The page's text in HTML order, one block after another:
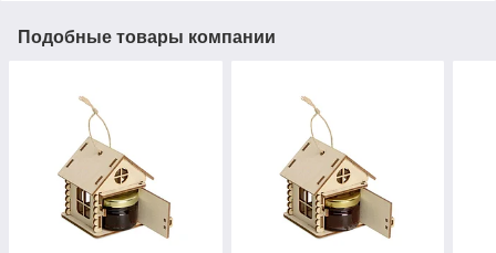
Подобные товары компании